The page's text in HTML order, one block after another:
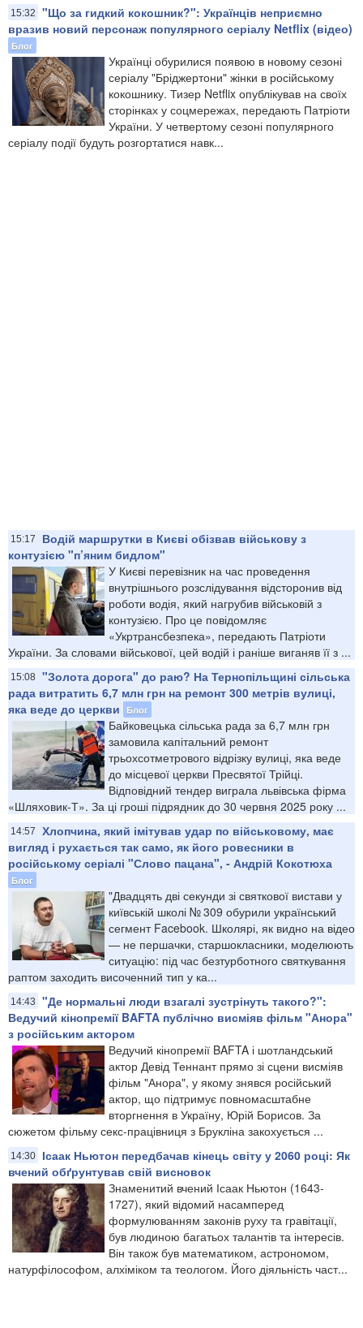
15:32
"Що за гидкий кокошник?": Українців неприємно
вразив новий персонаж популярного серіалу Netflix (відео)
Блог
Українці обурилися появою в новому сезоні
серіалу "Бріджертони" жінки в російському
кокошнику. Тизер Netflix опублікував на своїх
сторінках у соцмережах, передають Патріоти
України. У четвертому сезоні популярного
серіалу події будуть розгортатися навк...
15:17
Водій маршрутки в Києві обізвав військову з
контузією "п’яним бидлом"
У Києві перевізник на час проведення
внутрішнього розслідування відсторонив від
роботи водія, який нагрубив військовій з
контузією. Про це повідомляє
«Укртрансбезпека», передають Патріоти
України. За словами військової, цей водій і раніше виганяв її з ...
15:08 "Золота дорога" до раю? На Тернопільщині сільська
рада витратить 6,7 млн грн на ремонт 300 метрів вулиці,
яка веде до церкви
Блог
Байковецька сільська рада за 6,7 млн грн
замовила капітальний ремонт
трьохсотметрового відрізку вулиці, яка веде
до місцевої церкви Пресвятої Трійці.
Відповідний тендер виграла львівська фірма
«Шляховик-Т». За ці гроші підрядник до 30 червня 2025 року ...
14:57
Хлопчина, який імітував удар по військовому, має
вигляд і рухається так само, як його ровесники в
російському серіалі "Слово пацана", - Андрій Кокотюха
Блог
"Двадцять дві секунди зі святкової вистави у
київській школі № 309 обурили український
сегмент Facebook. Школярі, як видно на відео
— не першачки, старшокласники, моделюють
ситуацію: під час безтурботного святкування
раптом заходить височенний тип у ка...
14:43
"Де нормальні люди взагалі зустрінуть такого?":
Ведучий кінопремії BAFTA публічно висміяв фільм "Анора"
з російським актором
Ведучий кінопремії BAFTA і шотландський
актор Девід Теннант прямо зі сцени висміяв
фільм "Анора", у якому знявся російський
актор, що підтримує повномасштабне
вторгнення в Україну, Юрій Борисов. За
сюжетом фільму секс-працівниця з Брукліна закохується ...
14:30
Ісаак Ньютон передбачав кінець світу у 2060 році: Як
вчений обґрунтував свій висновок
Знаменитий вчений Ісаак Ньютон (1643-
1727), який відомий насамперед
формулюванням законів руху та гравітації,
був людиною багатьох талантів та інтересів.
Він також був математиком, астрономом,
натурфілософом, алхіміком та теологом. Його діяльність част...